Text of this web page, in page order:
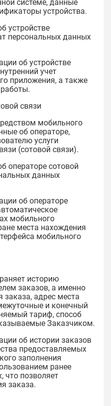
системе, данные
устройства.
устройстве
персональных данных
об устройстве
учет
приложения, а также
связи
мобильного
об операторе,
услуги
(сотовой связи).
операторе сотовой
данных
об операторе
мобильного
места нахождения
мобильного
историю
заказов, а именно
заказа, адрес места
и конечный
тариф, способ
Заказчиком.
об истории заказов
предоставляемых
заполнения
ранее
что позволяет
заказа.